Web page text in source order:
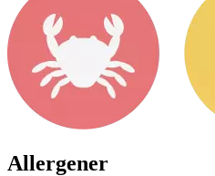
Allergener